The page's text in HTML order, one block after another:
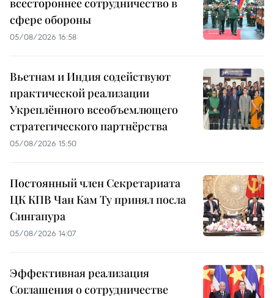
всестороннее сотрудничество в
сфере обороны
05/08/2026 16:58
Вьетнам и Индия содействуют
практической реализации
Укреплённого всеобъемлющего
стратегического партнёрства
05/08/2026 15:50
Постоянный член Секретариата
ЦК КПВ Чан Кам Ту принял посла
Сингапура
05/08/2026 14:07
Эффективная реализация
Соглашения о сотрудничестве